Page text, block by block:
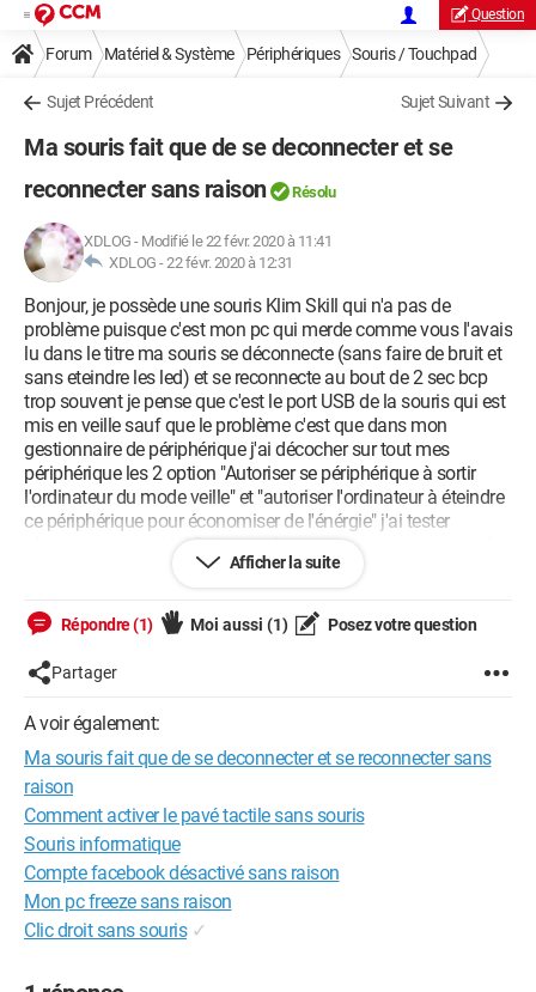
Question
Forum Matériel & Système Périphériques Souris / Touchpad
Sujet Précédent Sujet Suivant
Ma souris fait que de se deconnecter et se
reconnecter sans raison
Résolu
XDLOG - Modifié le 22 févr. 2020 à 11:41
XDLOG -22 févr. 2020 à 12:31
Bonjour, je possède une souris Klim Skill qui n'a pas de
problème puisque c'est mon pc qui merde comme vous l'avais
lu dans le titre ma souris se déconnecte (sans faire de bruit et
sans eteindre les led) et se reconnecte au bout de 2 sec bcp
trop souvent je pense que c'est le port USB de la souris qui est
mis en veille sauf que le problème c'est que dans mon
gestionnaire de périphérique j'ai décocher sur tout mes
périphérique les 2 option "Autoriser se périphérique à sortir
l'ordinateur du mode veille" et "autoriser l'ordinateur à éteindre
ce périphérique pour économiser de l'énérgie" j'ai tester
plusieur autre port USB rien ne change ma souris continue de
se deco reco et j'ai aussi dans gestion de l'alimentation
rien ne change. si quelqu'un à la solution je suis preneur car
c'est de pire en pire.
Afficher la suite
Répondre (1) Moi aussi (1) Posez votre question
Partager
A voir également:
Ma souris fait que de se deconnecter et se reconnecter sans
raison
Comment activer le pavé tactile sans souris
Souris informatique
Compte facebook désactivé sans raison
Mon pc freeze sans raison
Clic droit sans souris ✓